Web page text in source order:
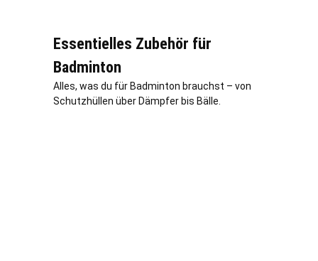
Essentielles Zubehör für
Badminton
Alles, was du für Badminton brauchst – von
Schutzhüllen über Dämpfer bis Bälle.